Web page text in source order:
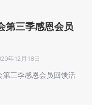
第三季感恩会员
年12月18日
第三季感恩会员回馈活